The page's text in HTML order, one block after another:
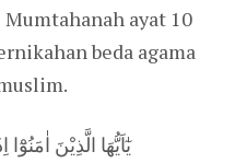
ayat 10
beda agama
يٰٓاَيُّهَا الَّذِيْنَ